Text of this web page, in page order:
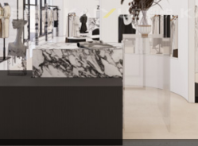
钟薇薇女